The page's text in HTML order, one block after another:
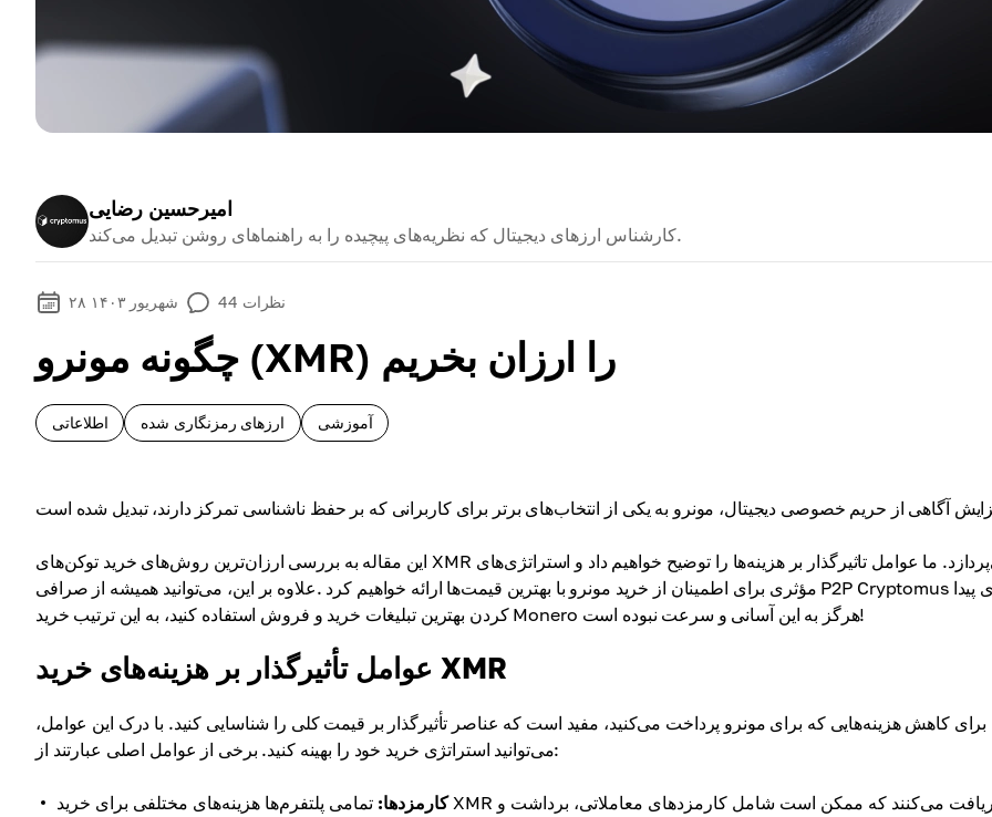
امیرحسین رضایی
کارشناس ارزهای دیجیتال که نظریه‌های پیچیده را به راهنماهای روشن تبدیل می‌کند.
۲۸ شهریور ۱۴۰۳ 44 نظرات
چگونه مونرو (XMR) را ارزان بخریم
اطلاعاتی ارزهای رمزنگاری شده آموزشی
این مقاله به بررسی ارزان‌ترین روش‌های خرید توکن‌های XMR می‌پردازد. ما عوامل تاثیرگذار بر هزینه‌ها را توضیح خواهیم داد و استراتژی‌های
مؤثری برای اطمینان از خرید مونرو با بهترین قیمت‌ها ارائه خواهیم کرد .علاوه بر این، می‌توانید همیشه از صرافی P2P Cryptomus برای پیدا
کردن بهترین تبلیغات خرید و فروش استفاده کنید، به این ترتیب خرید Monero هرگز به این آسانی و سرعت نبوده است!
عوامل تأثیرگذار بر هزینه‌های خرید XMR
برای کاهش هزینه‌هایی که برای مونرو پرداخت می‌کنید، مفید است که عناصر تأثیرگذار بر قیمت کلی را شناسایی کنید. با درک این عوامل،
می‌توانید استراتژی خرید خود را بهینه کنید. برخی از عوامل اصلی عبارتند از:
کارمزدها: تمامی پلتفرم‌ها هزینه‌های مختلفی برای خرید XMR دریافت می‌کنند که ممکن است شامل کارمزدهای معاملاتی، برداشت و